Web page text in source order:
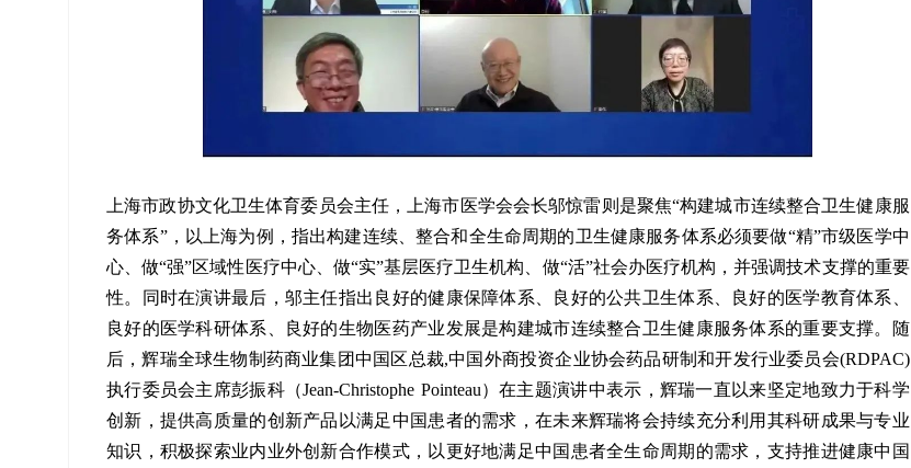
上海市政协文化卫生体育委员会主任，上海市医学会会长邬惊雷则是聚焦“构建城市连续整合卫生健康服
务体系”，以上海为例，指出构建连续、整合和全生命周期的卫生健康服务体系必须要做“精”市级医学中
心、做“强”区域性医疗中心、做“实”基层医疗卫生机构、做“活”社会办医疗机构，并强调技术支撑的重要
性。同时在演讲最后，邬主任指出良好的健康保障体系、良好的公共卫生体系、良好的医学教育体系、
良好的医学科研体系、良好的生物医药产业发展是构建城市连续整合卫生健康服务体系的重要支撑。随
后，辉瑞全球生物制药商业集团中国区总裁,中国外商投资企业协会药品研制和开发行业委员会(RDPAC)
执行委员会主席彭振科（Jean-Christophe Pointeau）在主题演讲中表示，辉瑞一直以来坚定地致力于科学
创新，提供高质量的创新产品以满足中国患者的需求，在未来辉瑞将会持续充分利用其科研成果与专业
知识，积极探索业内业外创新合作模式，以更好地满足中国患者全生命周期的需求，支持推进健康中国